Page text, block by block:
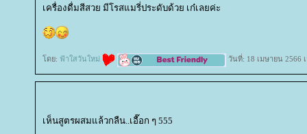
เครื่องดื่มสีสวย มีโรสแมรี่ประดับด้วย เก๋เลยค่ะ
ดย: ฟ้าใสวันใหม่ วันที่: 18 เมษายน 2566
เห็นสูตรผสมแล้วกลืน..เอื๊อก ๆ 555